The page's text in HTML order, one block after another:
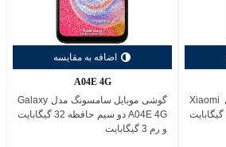
گوشی موبایل شیائومی مدل Xiaomi
13T 5G دو سیم حافظه 256 گیگابایت
اضافه به مقایسه
A04E 4G
گوشی موبایل سامسونگ مدل Galaxy
A04E 4G دو سیم حافظه 32 گیگابایت
و رم 3 گیگابایت